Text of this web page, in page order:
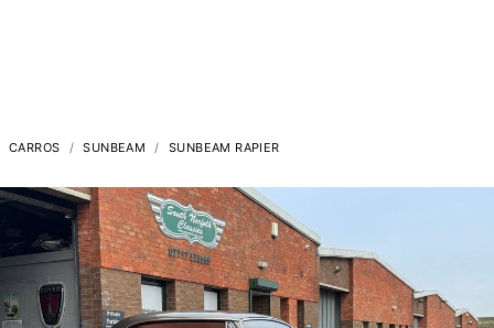
CARROS SUNBEAM SUNBEAM RAPIER